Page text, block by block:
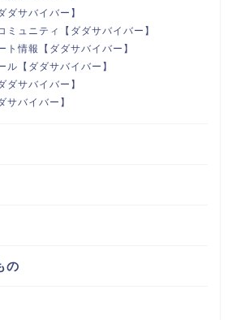
ダサバイバー】
ミュニティ【ダダサバイバー】
ト情報【ダダサバイバー】
ル【ダダサバイバー】
ダサバイバー】
サバイバー】
の